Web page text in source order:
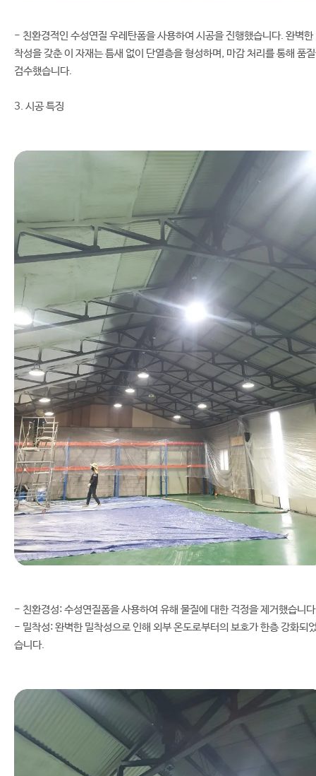
- 친환경적인 수성연질 우레탄폼을 사용하여 시공을 진행했습니다. 완벽한
착성을 갖춘 이 자재는 틈새 없이 단열층을 형성하며, 마감 처리를 통해 품
검수했습니다.
3. 시공 특징
- 친환경성: 수성연질폼을 사용하여 유해 물질에 대한 걱정을 제거했습니
- 밀착성: 완벽한 밀착성으로 인해 외부 온도로부터의 보호가 한층 강화되
습니다.